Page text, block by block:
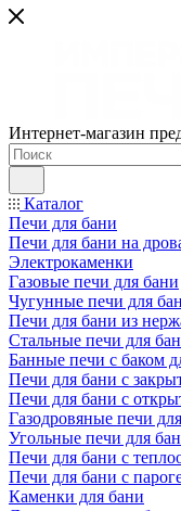
Интернет-магазин
Каталог
Печи для бани
Печи для бани на
Электрокаменки
Газовые печи для бани
Чугунные печи для
Печи для бани из
Стальные печи для
Банные печи с баком
Печи для бани с
Печи для бани с
Газодровяные печи
Угольные печи для
Печи для бани с
Печи для бани с
Каменки для бани